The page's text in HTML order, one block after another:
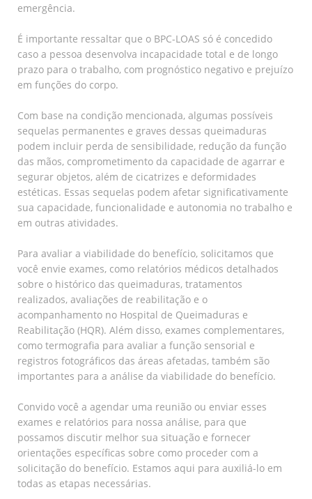
emergência.
É importante ressaltar que o BPC-LOAS só é concedido
caso a pessoa desenvolva incapacidade total e de longo
prazo para o trabalho, com prognóstico negativo e prejuízo
em funções do corpo.
Com base na condição mencionada, algumas possíveis
sequelas permanentes e graves dessas queimaduras
podem incluir perda de sensibilidade, redução da função
das mãos, comprometimento da capacidade de agarrar e
segurar objetos, além de cicatrizes e deformidades
estéticas. Essas sequelas podem afetar significativamente
sua capacidade, funcionalidade e autonomia no trabalho e
em outras atividades.
Para avaliar a viabilidade do benefício, solicitamos que
você envie exames, como relatórios médicos detalhados
sobre o histórico das queimaduras, tratamentos
realizados, avaliações de reabilitação e o
acompanhamento no Hospital de Queimaduras e
Reabilitação (HQR). Além disso, exames complementares,
como termografia para avaliar a função sensorial e
registros fotográficos das áreas afetadas, também são
importantes para a análise da viabilidade do benefício.
Convido você a agendar uma reunião ou enviar esses
exames e relatórios para nossa análise, para que
possamos discutir melhor sua situação e fornecer
orientações específicas sobre como proceder com a
solicitação do benefício. Estamos aqui para auxiliá-lo em
todas as etapas necessárias.